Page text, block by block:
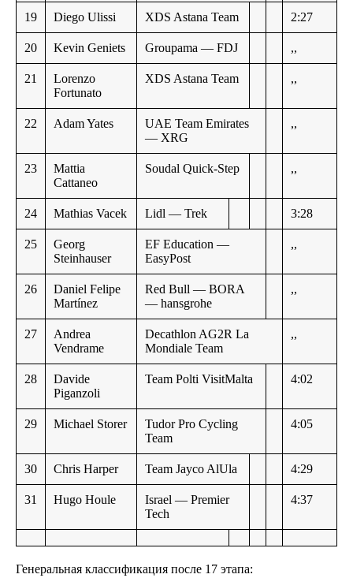
19 Diego Ulissi XDS Astana Team 2:27
20 Kevin Geniets Groupama — FDJ ,,
21
Lorenzo
Fortunato
XDS Astana Team ,,
22 Adam Yates
UAE Team Emirates
— XRG
,,
23
Mattia
Cattaneo
Soudal Quick-Step ,,
24 Mathias Vacek Lidl — Trek 3:28
25
Georg
Steinhauser
EF Education —
EasyPost
,,
26
Daniel Felipe
Martínez
Red Bull — BORA
— hansgrohe
,,
27
Andrea
Vendrame
Decathlon AG2R La
Mondiale Team
,,
28
Davide
Piganzoli
Team Polti VisitMalta 4:02
29 Michael Storer
Tudor Pro Cycling
Team
4:05
30 Chris Harper Team Jayco AlUla 4:29
31 Hugo Houle
Israel — Premier
Tech
4:37
Генеральная классификация после 17 этапа: